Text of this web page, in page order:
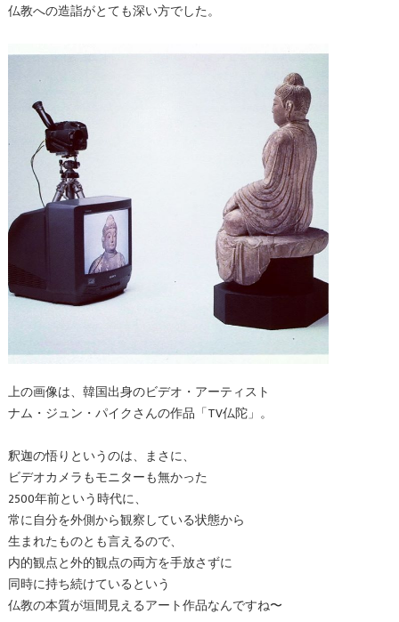
仏教への造詣がとても深い方でした。
上の画像は、韓国出身のビデオ・アーティスト
ナム・ジュン・パイクさんの作品「TV仏陀」。
釈迦の悟りというのは、まさに、
ビデオカメラもモニターも無かった
2500年前という時代に、
常に自分を外側から観察している状態から
生まれたものとも言えるので、
内的観点と外的観点の両方を手放さずに
同時に持ち続けているという
仏教の本質が垣間見えるアート作品なんですね〜